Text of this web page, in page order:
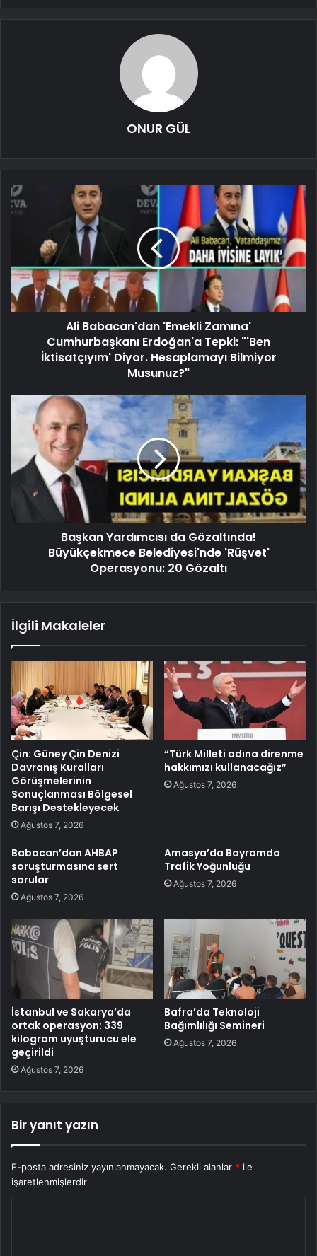
ONUR GÜL
Ali Babacan'dan 'Emekli Zamına'
Cumhurbaşkanı Erdoğan'a Tepki: "'Ben
İktisatçıyım' Diyor. Hesaplamayı Bilmiyor
Musunuz?"
Başkan Yardımcısı da Gözaltında!
Büyükçekmece Belediyesi'nde 'Rüşvet'
Operasyonu: 20 Gözaltı
İlgili Makaleler
Çin: Güney Çin Denizi
Davranış Kuralları
Görüşmelerinin
Sonuçlanması Bölgesel
Barışı Destekleyecek
Ağustos 7, 2026
“Türk Milleti adına direnme
hakkımızı kullanacağız”
Ağustos 7, 2026
Babacan’dan AHBAP
soruşturmasına sert
sorular
Ağustos 7, 2026
Amasya’da Bayramda
Trafik Yoğunluğu
Ağustos 7, 2026
İstanbul ve Sakarya’da
ortak operasyon: 339
kilogram uyuşturucu ele
geçirildi
Ağustos 7, 2026
Bafra’da Teknoloji
Bağımlılığı Semineri
Ağustos 7, 2026
Bir yanıt yazın
E-posta adresiniz yayınlanmayacak. Gerekli alanlar * ile
işaretlenmişlerdir